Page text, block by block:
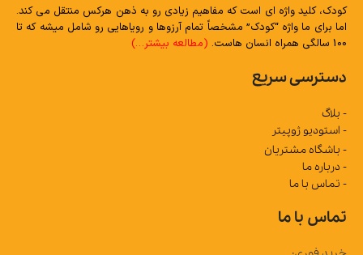
کودک، کلید واژه ای است که مفاهیم زیادی رو به ذهن هرکس منتقل می کند.
اما برای ما واژه “کودک” مشخصاً تمام آرزوها و رویاهایی رو شامل میشه که تا
100 سالگی همراه انسان هاست.
(مطالعه بیشتر…)
دسترسی سریع
- بلاگ
- استودیو ژوپیتر
- باشگاه مشتریان
- درباره ما
- تماس با ما
تماس با ما